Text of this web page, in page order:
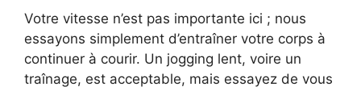
Votre vitesse n’est pas importante ici ; nous
essayons simplement d’entraîner votre corps à
continuer à courir. Un jogging lent, voire un
traînage, est acceptable, mais essayez de vous